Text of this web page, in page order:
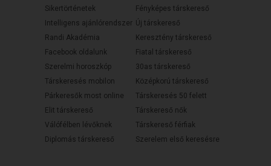
Sikertörténetek
Intelligens ajánlórendszer
Randi Akadémia
Facebook oldalunk
Szerelmi horoszkóp
Társkeresés mobilon
Párkeresők most online
Elit társkereső
Válófélben lévőknek
Diplomás társkereső
Fényképes társkereső
Új társkereső
Keresztény társkereső
Fiatal társkereső
30as társkereső
Középkorú társkereső
Társkeresés 50 felett
Társkereső nők
Társkereső férfiak
Szerelem első keresésre